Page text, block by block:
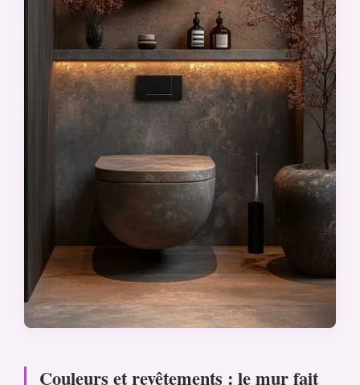
Couleurs et revêtements : le mur fait